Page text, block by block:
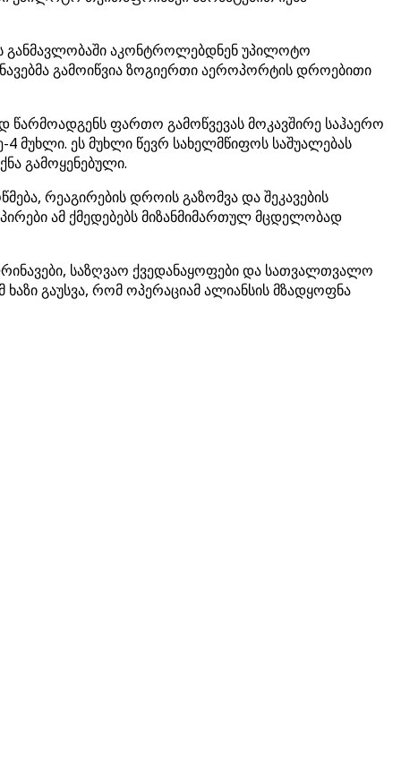
აკონტროლებდნენ უპილოტო
გამოიწვია ზოგიერთი აეროპორტის დროებითი
ფართო გამოწვევას მოკავშირე საჰაერო
მუხლი. ეს მუხლი წევრ სახელმწიფოს საშუალებას
გამოყენებული.
რეაგირების დროის გაზომვა და შეკავების
ამ ქმედებებს მიზანმიმართულ მცდელობად
საზღვაო ქვედანაყოფები და სათვალთვალო
გაუსვა, რომ ოპერაციამ ალიანსის მზადყოფნა